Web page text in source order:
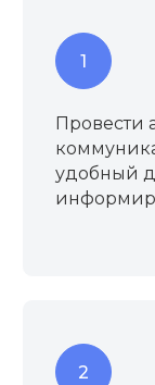
Провести
удобный